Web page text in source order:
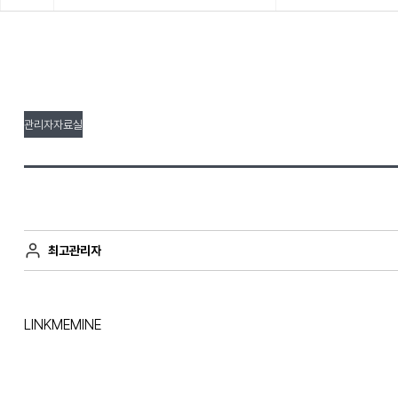
관리자자료실
최고관리자
LINKMEMINE